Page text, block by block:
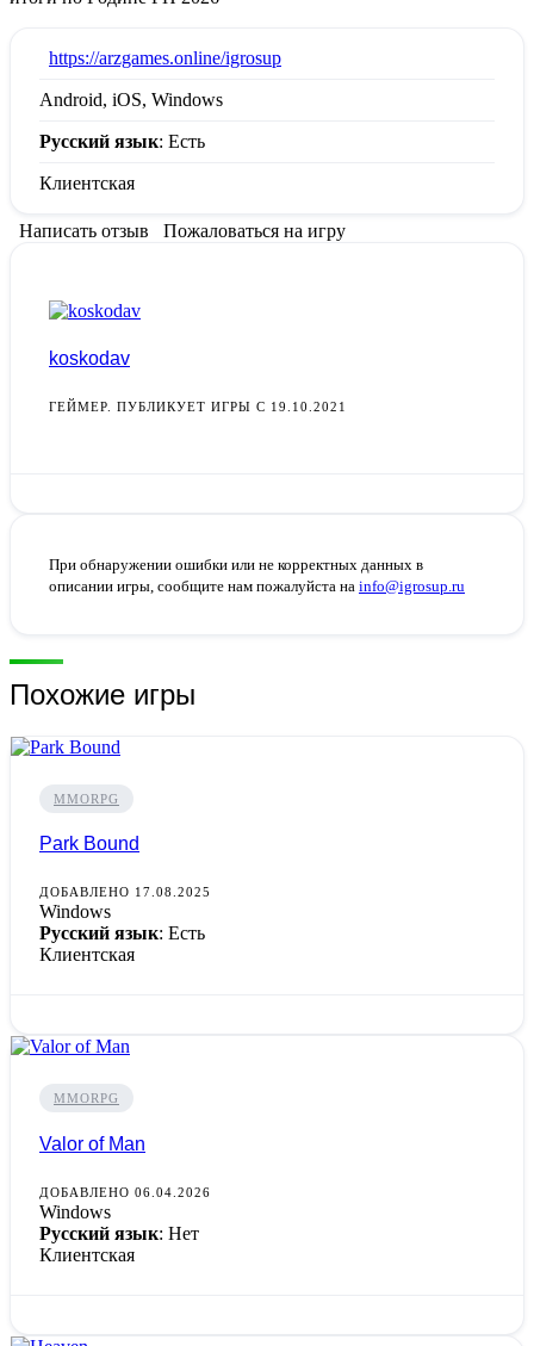
https://arzgames.online/igrosup
Android, iOS, Windows
Русский язык: Есть
Клиентская
Написать отзыв Пожаловаться на игру
koskodav
ГЕЙМЕР. ПУБЛИКУЕТ ИГРЫ С 19.10.2021
При обнаружении ошибки или не корректных данных в
описании игры, сообщите нам пожалуйста на info@igrosup.ru
Похожие игры
MMORPG
Park Bound
ДОБАВЛЕНО 17.08.2025
Windows
Русский язык: Есть
Клиентская
MMORPG
Valor of Man
ДОБАВЛЕНО 06.04.2026
Windows
Русский язык: Нет
Клиентская